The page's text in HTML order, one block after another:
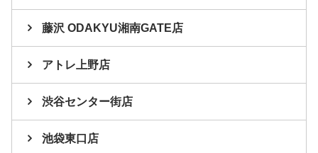
藤沢 ODAKYU湘南GATE店
アトレ上野店
渋谷センター街店
池袋東口店